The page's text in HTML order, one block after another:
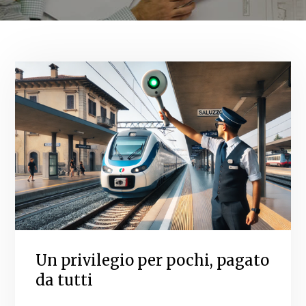
Un privilegio per pochi, pagato
da tutti